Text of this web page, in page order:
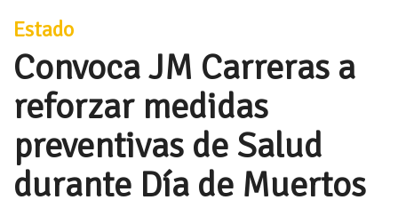
Estado
Convoca JM Carreras a
reforzar medidas
preventivas de Salud
durante Día de Muertos